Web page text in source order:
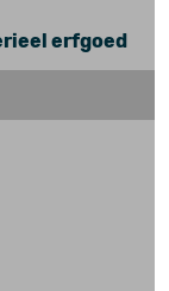
erfgoed